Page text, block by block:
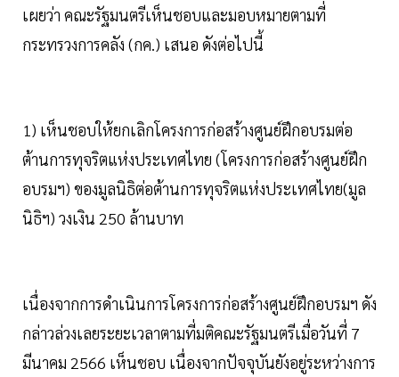
เผยว่า คณะรัฐมนตรีเห็นชอบและมอบหมายตามที่
กระทรวงการคลัง (กค.) เสนอ ดังต่อไปนี้
1) เห็นชอบให้ยกเลิกโครงการก่อสร้างศูนย์ฝึกอบรมต่อ
ต้านการทุจริตแห่งประเทศไทย (โครงการก่อสร้างศูนย์ฝึก
อบรมฯ) ของมูลนิธิต่อต้านการทุจริตแห่งประเทศไทย(มูล
นิธิฯ) วงเงิน 250 ล้านบาท
เนื่องจากการดำเนินการโครงการก่อสร้างศูนย์ฝึกอบรมฯ ดัง
กล่าวล่วงเลยระยะเวลาตามที่มติคณะรัฐมนตรีเมื่อวันที่ 7
มีนาคม 2566 เห็นชอบ เนื่องจากปัจจุบันยังอยู่ระหว่างการ